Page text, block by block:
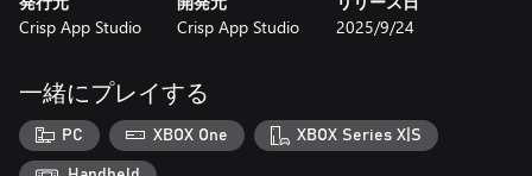
🏆 報酬を集めてコレクションを完成させよう
多彩なモードでチャレンジをクリアし、特別な報酬をゲット。
🎮 Xbox ネイティブ対応で最高の体験を
美しいグラフィック、スムーズな操作、フルコントローラー対
応で、Xbox でのプレイがさらに快適に！
発行元
Crisp App Studio
開発元
Crisp App Studio
リリース日
2025/9/24
一緒にプレイする
PC XBOX One XBOX Series X|S